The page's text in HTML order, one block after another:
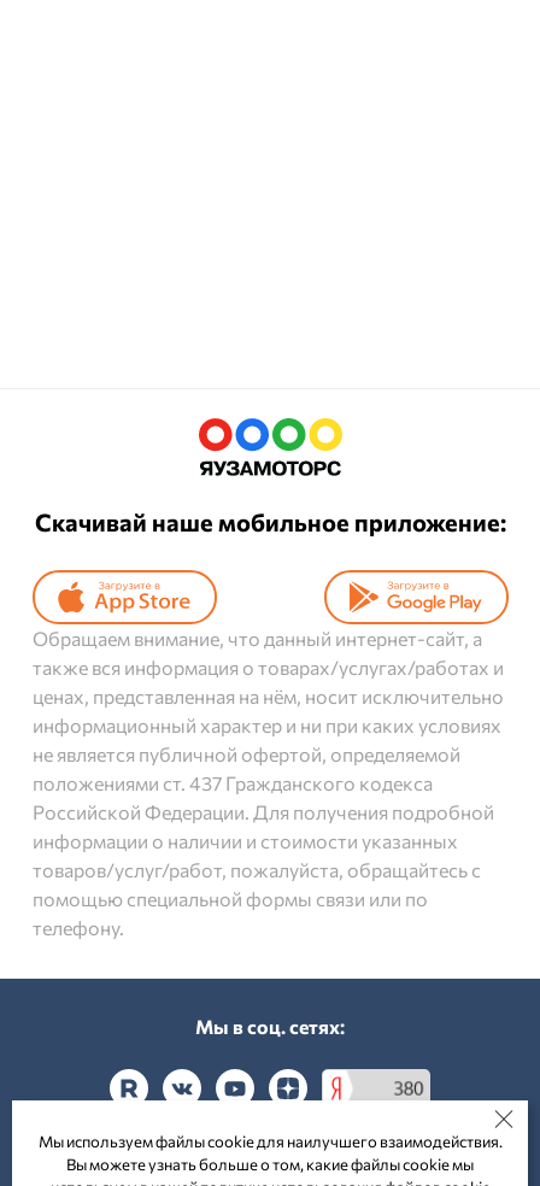
Скачивай наше мобильное приложение:
Обращаем внимание, что данный интернет-сайт, а
также вся информация о товарах/услугах/работах и
ценах, представленная на нём, носит исключительно
информационный характер и ни при каких условиях
не является публичной офертой, определяемой
положениями ст. 437 Гражданского кодекса
Российской Федерации. Для получения подробной
информации о наличии и стоимости указанных
товаров/услуг/работ, пожалуйста, обращайтесь с
помощью специальной формы связи или по
телефону.
Принимаем к оплате:
Мы в соц. cетях:
Мы используем файлы cookie для наилучшего взаимодействия.
Вы можете узнать больше о том, какие файлы cookie мы